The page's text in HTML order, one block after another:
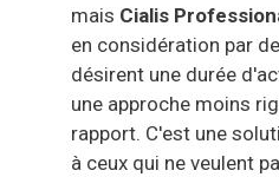
mais Cialis
en considération par
désirent une durée
une approche moins
rapport. C'est une
à ceux qui ne veulent